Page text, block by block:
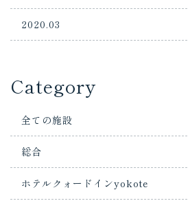
2020.03
Category
全ての施設
総合
ホテルクォードインyokote